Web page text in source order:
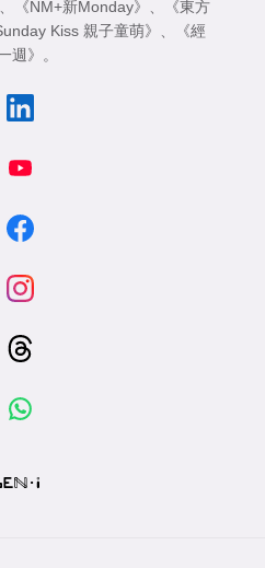
《NM+新Monday》
《東方
Kiss 親子童萌》
《經
週》
。